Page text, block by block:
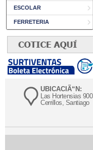
ESCOLAR
FERRETERIA
UBICACIÃ“N:
Las Hortensias 900
Cerrillos, Santiago